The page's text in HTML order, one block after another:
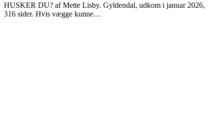
HUSKER DU? af Mette Lisby. Gyldendal, udkom i januar 2026,
316 sider. Hvis vægge kunne…